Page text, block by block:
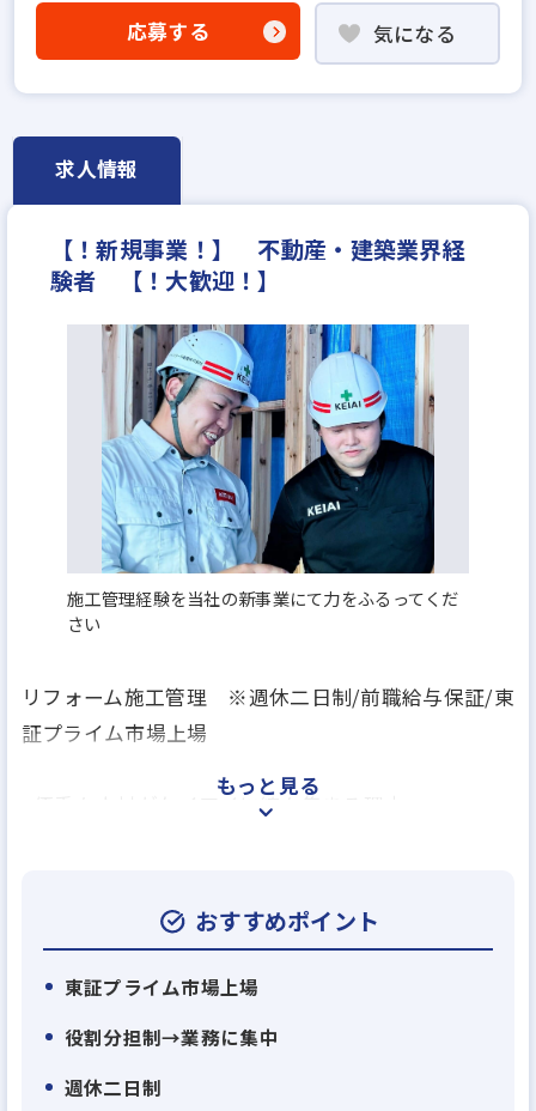
地域密着型
設立30年以上
上場企業のグループ会社
学歴不問
年間休日120日以上
月給25万円
応募する 気になる
求人情報
【！新規事業！】 不動産・建築業界経
験者 【！大歓迎！】
施工管理経験を当社の新事業にて力をふるってくだ
さい
リフォーム施工管理 ※週休二日制/前職給与保証/東
証プライム市場上場
<優秀な人材がケイアイに続々集まる理由>
ーム会社、工務店など様々な企業から多く転職して
来ていただいています。その主な理由は3つ。
離職率は業界平均の半分以下!業務効率化・休暇制
度・残業削減がその秘訣
もっと見る
おすすめポイント
東証プライム市場上場
役割分担制→業務に集中
週休二日制